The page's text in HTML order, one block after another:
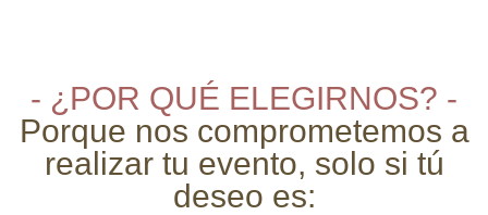
- ¿POR QUÉ ELEGIRNOS? -
Porque nos comprometemos a
realizar tu evento, solo si tú
deseo es: